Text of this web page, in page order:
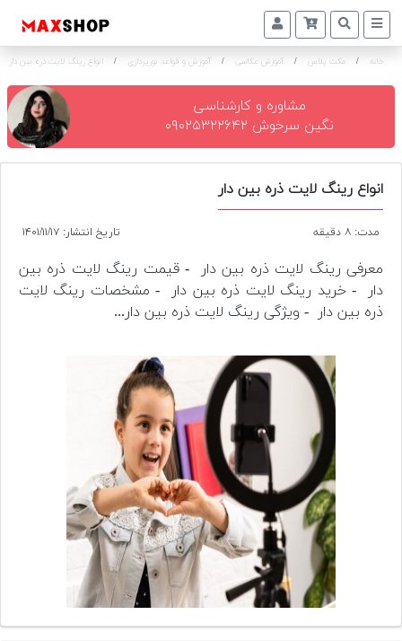
دوربین
و
تجهیزات
و
اکسسوری
دست
خرید
اقساطی
قیمت
خانه / مکث پلاس / آموزش عکاسی / آموزش و قواعد نورپردازی / انواع رینگ لایت ذره بین دار
مشاوره و کارشناسی
نگین سرخوش ۰۹۰۲۵۳۲۲۶۴۲
انواع رینگ لایت ذره بین دار
مدت: ۸ دقیقه تاریخ انتشار: ۱۴۰۱/۱۱/۱۷
معرفی رینگ لایت ذره بین دار - قیمت رینگ لایت ذره بین
دار - خرید رینگ لایت ذره بین دار - مشخصات رینگ لایت
ذره بین دار - ویژگی رینگ لایت ذره بین دار...